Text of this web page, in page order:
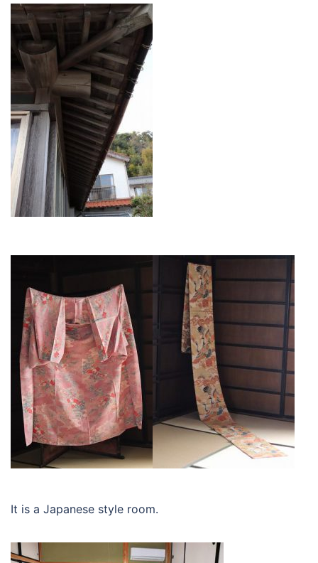
It is a Japanese style room.